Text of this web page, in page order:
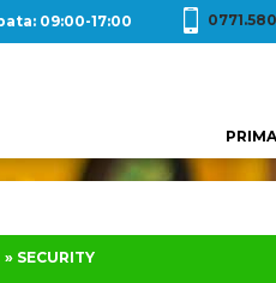
09:00-17:00
» SECURITY